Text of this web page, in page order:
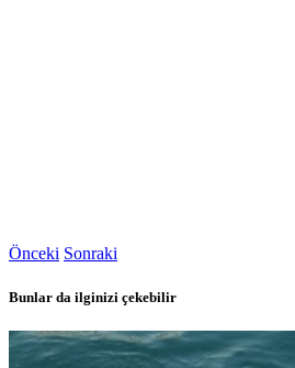
Önceki Sonraki
Bunlar da ilginizi çekebilir